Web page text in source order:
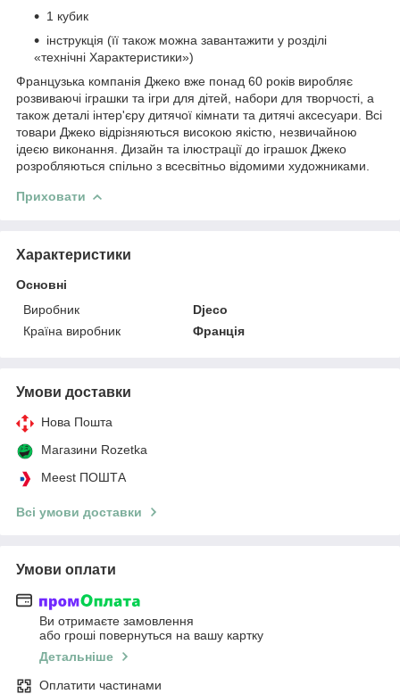
1 кубик
інструкція (її також можна завантажити у розділі
«технічні Характеристики»)
Французька компанія Джеко вже понад 60 років виробляє
розвиваючі іграшки та ігри для дітей, набори для творчості, а
також деталі інтер'єру дитячої кімнати та дитячі аксесуари. Всі
товари Джеко відрізняються високою якістю, незвичайною
ідеєю виконання. Дизайн та ілюстрації до іграшок Джеко
розробляються спільно з всесвітньо відомими художниками.
Приховати
Характеристики
Основні
Виробник
Djeco
Країна виробник
Франція
Умови доставки
Нова Пошта
Магазини Rozetka
Meest ПОШТА
Всі умови доставки
Умови оплати
Ви отримаєте замовлення
або гроші повернуться на вашу картку
Детальніше
Оплатити частинами